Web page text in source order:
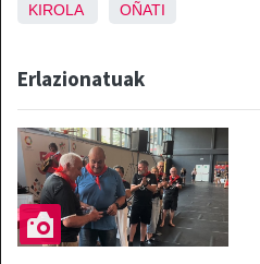
KIROLA OÑATI
Erlazionatuak